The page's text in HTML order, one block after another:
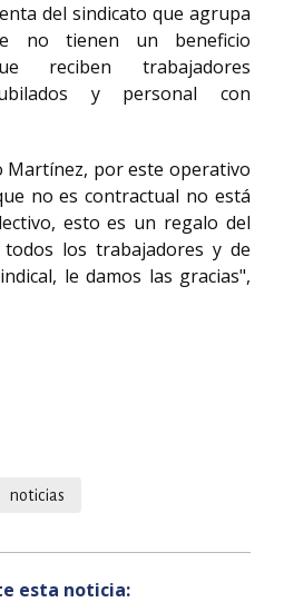
del sindicato que agrupa
no tienen un beneficio
reciben trabajadores
y personal con
Martínez, por este operativo
no es contractual no está
esto es un regalo del
los trabajadores y de
le damos las gracias",
noticias
esta noticia: